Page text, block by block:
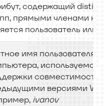
содержащий
прямыми членами
пользователь или
имя пользователя,
используемое
совместимости
версиями
ivanov